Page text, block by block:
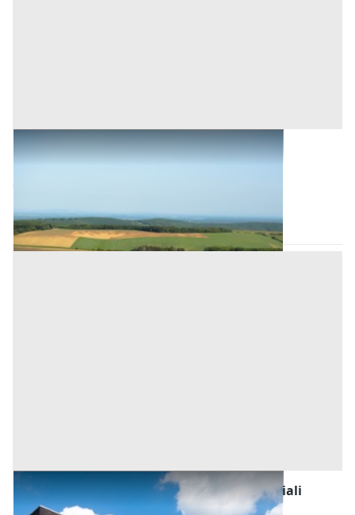
Terreni all'asta a Ortueri
810 €
Asta chiusa
Fabbricati Costruiti per Esigenze Commerciali
all'asta a Ortueri